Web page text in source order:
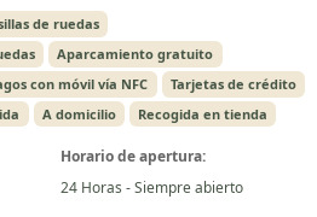
de ruedas
Aparcamiento gratuito
con móvil vía NFC
Tarjetas de crédito
A domicilio Recogida en tienda
Horario de apertura:
24 Horas - Siempre abierto